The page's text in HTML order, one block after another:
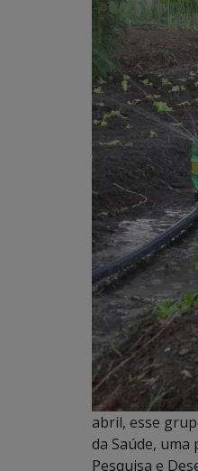
abril, esse
da Saúde,
Pesquisa e